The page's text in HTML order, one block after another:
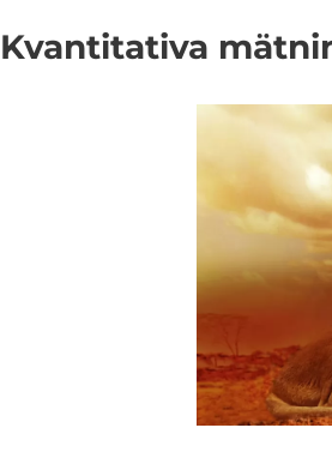
Kvantitativa